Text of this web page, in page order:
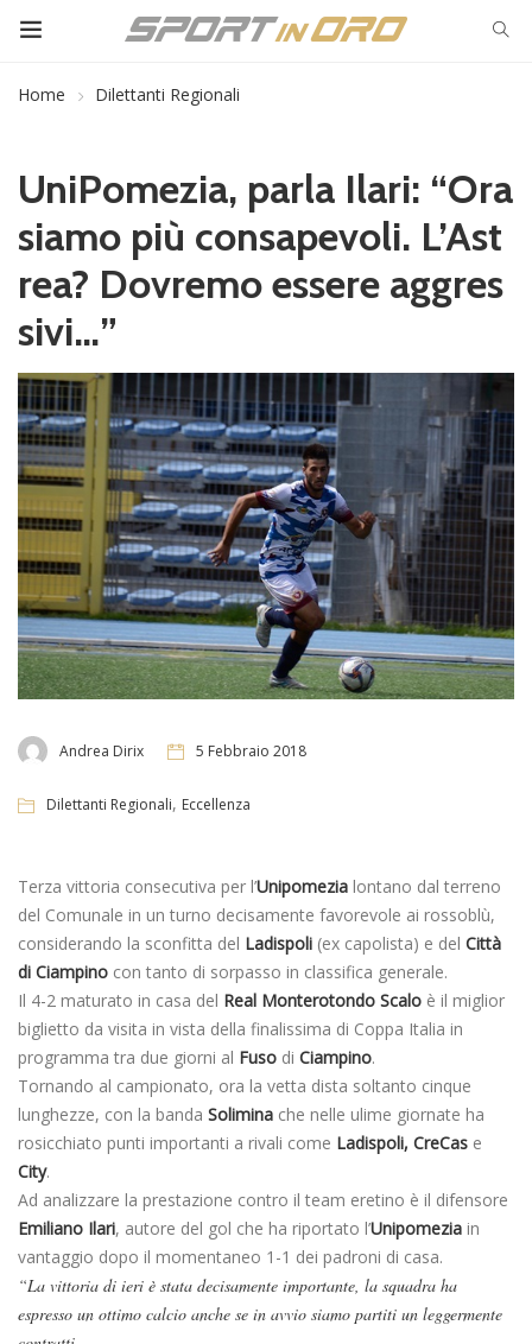
Home Dilettanti Regionali
UniPomezia, parla Ilari: “Ora
siamo più consapevoli. L’Ast
rea? Dovremo essere aggres
sivi…”
Andrea Dirix 5 Febbraio 2018
Dilettanti Regionali, Eccellenza
Terza vittoria consecutiva per l’Unipomezia lontano dal terreno
del Comunale in un turno decisamente favorevole ai rossoblù,
considerando la sconfitta del Ladispoli (ex capolista) e del Città
di Ciampino con tanto di sorpasso in classifica generale.
Il 4-2 maturato in casa del Real Monterotondo Scalo è il miglior
biglietto da visita in vista della finalissima di Coppa Italia in
programma tra due giorni al Fuso di Ciampino.
Tornando al campionato, ora la vetta dista soltanto cinque
lunghezze, con la banda Solimina che nelle ulime giornate ha
rosicchiato punti importanti a rivali come Ladispoli, CreCas e
City.
Ad analizzare la prestazione contro il team eretino è il difensore
Emiliano Ilari, autore del gol che ha riportato l’Unipomezia in
vantaggio dopo il momentaneo 1-1 dei padroni di casa.
“La vittoria di ieri è stata decisamente importante, la squadra ha
espresso un ottimo calcio anche se in avvio siamo partiti un leggermente